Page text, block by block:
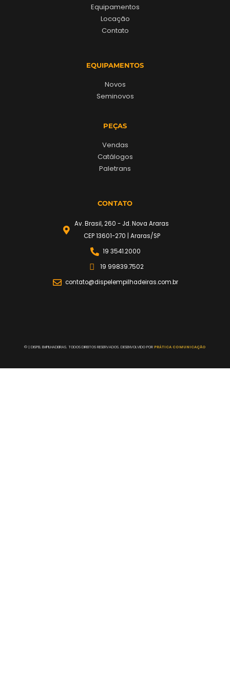
Equipamentos
Locação
Contato
EQUIPAMENTOS
Novos
Seminovos
PEÇAS
Vendas
Catálogos
Paletrans
CONTATO
Av. Brasil, 260 - Jd. Nova Araras
CEP 13601-270 | Araras/SP
19 3541.2000
19 99839.7502
contato@dispelempilhadeiras.com.br
© | DISPEL EMPILHADEIRAS. TODOS DIREITOS RESERVADOS. DESENVOLVIDO PORPRÁTICA COMUNICAÇÃO